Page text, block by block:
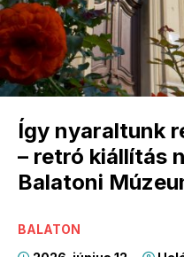
Így nyaraltunk
– retró kiállítás
Balatoni
BALATON